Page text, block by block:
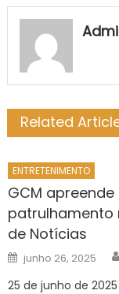
Related
ENTRETENIMENTO
GCM
patrulhamento
de Notícias
Posted
on
junho 26, 2025
25 de junho de